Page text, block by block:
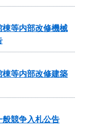
棟等内部改修機械
棟等内部改修建築
競争入札公告